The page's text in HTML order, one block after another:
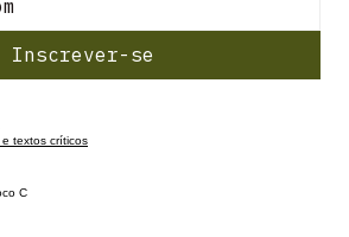
Inscrever-se
textos críticos
C